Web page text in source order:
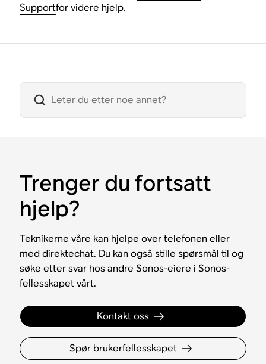
Supportfor videre hjelp.
Trenger du fortsatt
hjelp?
Teknikerne våre kan hjelpe over telefonen eller
med direktechat. Du kan også stille spørsmål til og
søke etter svar hos andre Sonos-eiere i Sonos-
fellesskapet vårt.
Kontakt oss
Spør brukerfellesskapet